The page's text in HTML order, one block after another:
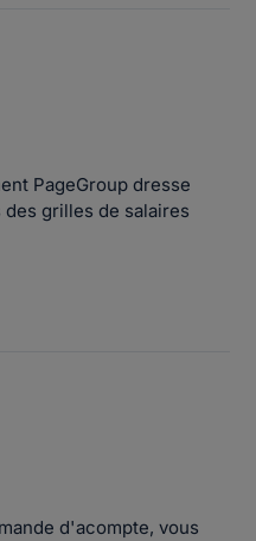
PageGroup dresse
grilles de salaires
d'acompte, vous